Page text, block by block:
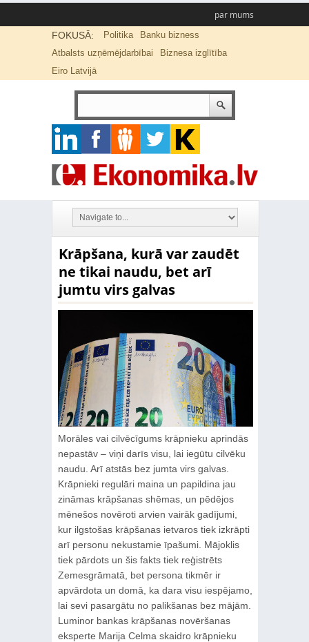
par mums
FOKUSĀ: Politika
Banku bizness
Atbalsts uzņēmējdarbībai
Biznesa izglītība
Eiro Latvijā
Krāpšana, kurā var zaudēt
ne tikai naudu, bet arī
jumtu virs galvas
Morāles vai cilvēcīgums krāpnieku aprindās
nepastāv – viņi darīs visu, lai iegūtu cilvēku
naudu. Arī atstās bez jumta virs galvas.
Krāpnieki regulāri maina un papildina jau
zināmas krāpšanas shēmas, un pēdējos
mēnešos novēroti arvien vairāk gadījumi,
kur ilgstošas krāpšanas ietvaros tiek izkrāpti
arī personu nekustamie īpašumi. Mājoklis
tiek pārdots un šis fakts tiek reģistrēts
Zemesgrāmatā, bet persona tikmēr ir
apvārdota un domā, ka dara visu iespējamo,
lai sevi pasargātu no palikšanas bez mājām.
Luminor bankas krāpšanas novēršanas
eksperte Marija Celma skaidro krāpnieku